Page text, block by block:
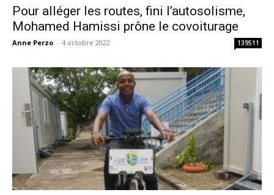
Pour alléger les routes, fini l’autosolisme,
Mohamed Hamissi prône le covoiturage
Anne Perzo - 4 octobre 2022 139511